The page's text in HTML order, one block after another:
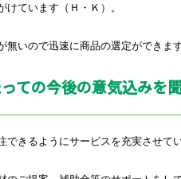
ています（Ｈ・Ｋ）。
いので迅速に商品の選定ができ
ての今後の意気込みを
きるようにサービスを充実させて